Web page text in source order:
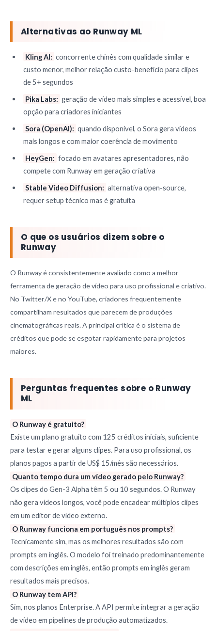
Alternativas ao Runway ML
Kling AI: concorrente chinês com qualidade similar e
custo menor, melhor relação custo-benefício para clipes
de 5+ segundos
Pika Labs: geração de vídeo mais simples e acessível, boa
opção para criadores iniciantes
Sora (OpenAI): quando disponível, o Sora gera vídeos
mais longos e com maior coerência de movimento
HeyGen: focado em avatares apresentadores, não
compete com Runway em geração criativa
Stable Vídeo Diffusion: alternativa open-source,
requer setup técnico mas é gratuita
O que os usuários dizem sobre o
Runway
O Runway é consistentemente avaliado como a melhor
ferramenta de geração de vídeo para uso profissional e criativo.
No Twitter/X e no YouTube, criadores frequentemente
compartilham resultados que parecem de produções
cinematográficas reais. A principal crítica é o sistema de
créditos que pode se esgotar rapidamente para projetos
maiores.
Perguntas frequentes sobre o Runway
ML
O Runway é gratuito?
Existe um plano gratuito com 125 créditos iniciais, suficiente
para testar e gerar alguns clipes. Para uso profissional, os
planos pagos a partir de US$ 15/mês são necessários.
Quanto tempo dura um vídeo gerado pelo Runway?
Os clipes do Gen-3 Alpha têm 5 ou 10 segundos. O Runway
não gera vídeos longos, você pode encadear múltiplos clipes
em um editor de vídeo externo.
O Runway funciona em português nos prompts?
Tecnicamente sim, mas os melhores resultados são com
prompts em inglês. O modelo foi treinado predominantemente
com descrições em inglês, então prompts em inglês geram
resultados mais precisos.
O Runway tem API?
Sim, nos planos Enterprise. A API permite integrar a geração
de vídeo em pipelines de produção automatizados.